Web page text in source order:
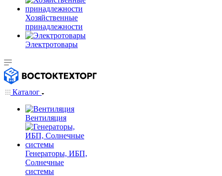
Хозяйственные
принадлежности
Электротовары
Каталог
Вентиляция
Генераторы, ИБП,
Солнечные
системы